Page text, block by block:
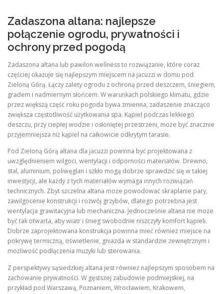
Zadaszona altana: najlepsze
połączenie ogrodu, prywatności i
ochrony przed pogodą
Zadaszona altana lub pawilon wellness to rozwiązanie, które coraz
częściej okazuje się najlepszym miejscem na jacuzzi w domu pod
Zieloną Górą. Łączy zalety ogrodu z ochroną przed deszczem, śniegiem,
gradem i nadmiernym słońcem. W warunkach polskiego klimatu, gdzie
przez większą część roku pogoda bywa zmienna, zadaszenie znacząco
zwiększa częstotliwość użytkowania spa. Kąpiel podczas lekkiego
deszczu, przy ciepłej wodzie i osłoniętej przestrzeni, może być znacznie
przyjemniejsza niż kąpiel na całkowicie odkrytym tarasie.
Pod Zieloną Górą altana dla jacuzzi powinna być projektowana z
uwzględnieniem wilgoci, wentylacji i odporności materiałów. Drewno,
stal, aluminium, poliwęglan i szkło mogą dobrze sprawdzić się w takiej
inwestycji, ale każdy z tych materiałów wymaga innych rozwiązań
technicznych. Zbyt szczelna altana może powodować skraplanie pary,
zawilgocenie konstrukcji i rozwój grzybów, dlatego potrzebna jest
wentylacja grawitacyjna lub mechaniczna. Jednocześnie altana nie może
być tak otwarta, aby wiatr i śnieg swobodnie niszczyły komfort kąpieli.
Dobrze zaprojektowana konstrukcja powinna mieć również miejsce na
pokrywę termiczną, oświetlenie, gniazda w standardzie zewnętrznym i
możliwość podłączenia muzyki lub sterowania.
Z perspektywy sąsiedzkiej altana jest również najlepszym sposobem na
zachowanie prywatności. W gęstszej zabudowie podmiejskiej, na
przykład pod Warszawą, Poznaniem, Wrocławiem, Krakowem,